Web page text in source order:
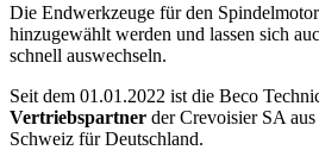
Die Endwerkzeuge für den
hinzugewählt werden und lassen sich
schnell auswechseln.
Seit dem 01.01.2022 ist die Beco
Vertriebspartner der Crevoisier SA
Schweiz für Deutschland.